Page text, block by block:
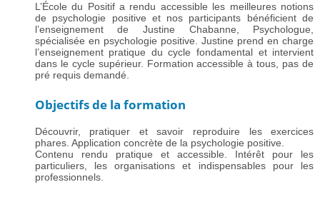
L’École du Positif a rendu accessible les meilleures notions
de psychologie positive et nos participants bénéficient de
l’enseignement de Justine Chabanne, Psychologue,
spécialisée en psychologie positive. Justine prend en charge
l’enseignement pratique du cycle fondamental et intervient
dans le cycle supérieur. Formation accessible à tous, pas de
pré requis demandé.
Objectifs de la formation
Découvrir, pratiquer et savoir reproduire les exercices
phares. Application concrète de la psychologie positive.
Contenu rendu pratique et accessible. Intérêt pour les
particuliers, les organisations et indispensables pour les
professionnels.